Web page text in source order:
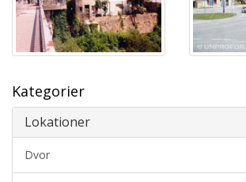
Kategorier
Lokationer
Dvor